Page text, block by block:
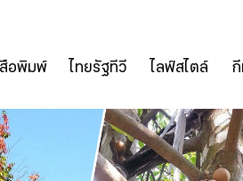
อพิมพ์ ไทยรัฐทีวี ไลฟ์สไตล์